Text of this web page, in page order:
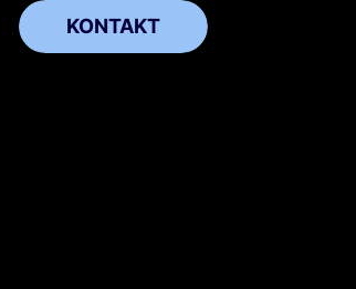
KONTAKT